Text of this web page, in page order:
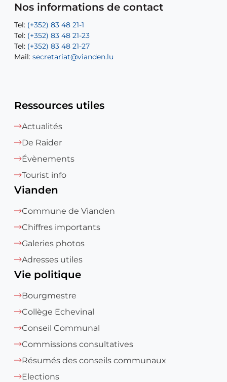
Nos informations de contact
Tel: (+352) 83 48 21-1
Tel: (+352) 83 48 21-23
Tel: (+352) 83 48 21-27
Mail: secretariat@vianden.lu
Tel: (+352) 83 48 21-20
Tel: (+352) 83 48 21-22
Mail:sofia.carvalho@vianden.lu
Mail: diane.storn@vianden.lu
Mail:recette@vianden.lu
Tel:(+352) 83 48 21-31
Tel:Permanence (Fuite d’eau) : 83 48 21 61
Ressources utiles
Actualités
De Raider
Évènements
Tourist info
Vianden
Commune de Vianden
Chiffres importants
Galeries photos
Adresses utiles
Vie politique
Bourgmestre
Collège Echevinal
Conseil Communal
Commissions consultatives
Résumés des conseils communaux
Elections